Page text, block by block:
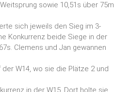
sowie 10,51s über 75m
sich jeweils den Sieg im 3-
Konkurrenz beide Siege in der
Clemens und Jan gewannen
der W14, wo sie die Plätze 2 und